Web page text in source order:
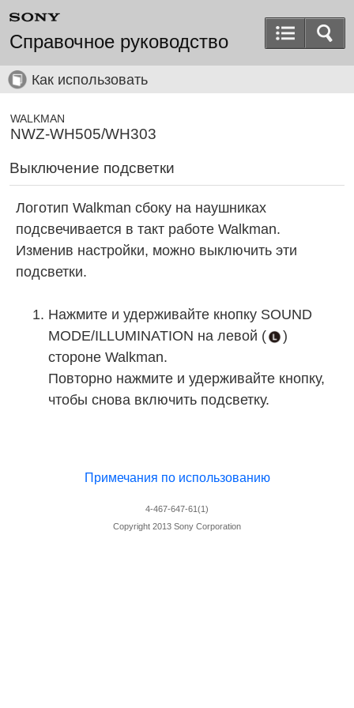
Справочное руководство
Как использовать
WALKMAN
NWZ-WH505/WH303
Выключение подсветки
Логотип Walkman сбоку на наушниках
подсвечивается в такт работе Walkman.
Изменив настройки, можно выключить эти
подсветки.
Нажмите и удерживайте кнопку SOUND
MODE/ILLUMINATION на левой (
)
стороне Walkman.
Повторно нажмите и удерживайте кнопку,
чтобы снова включить подсветку.
Примечания по использованию
4-467-647-61(1)
Copyright 2013 Sony Corporation